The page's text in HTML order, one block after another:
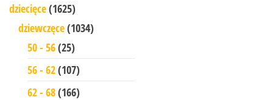
dziecięce(1625)
dziewczęce(1034)
50 - 56(25)
56 - 62(107)
62 - 68(166)